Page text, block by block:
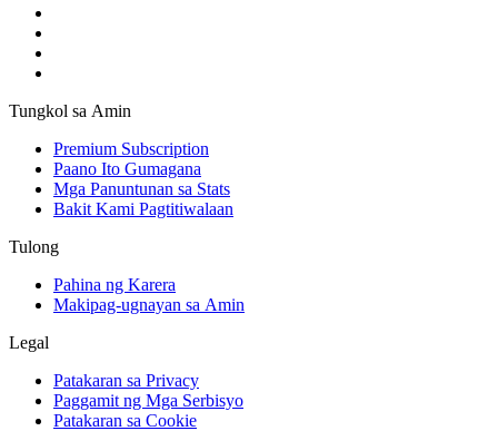
Tungkol sa Amin
Premium Subscription
Paano Ito Gumagana
Mga Panuntunan sa Stats
Bakit Kami Pagtitiwalaan
Tulong
Pahina ng Karera
Makipag-ugnayan sa Amin
Legal
Patakaran sa Privacy
Paggamit ng Mga Serbisyo
Patakaran sa Cookie